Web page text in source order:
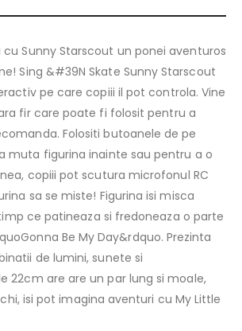
Sunny Starscout un ponei aventuros
Sing &#39N Skate Sunny Starscout
pe care copiii il pot controla. Vine
fir care poate fi folosit pentru a
Folositi butoanele de pe
muta figurina inainte sau pentru a o
copiii pot scutura microfonul RC
sa se miste! Figurina isi misca
ce patineaza si fredoneaza o parte
Be My Day&rdquo. Prezinta
de lumini, sunete si
22cm are are un par lung si moale,
isi pot imagina aventuri cu My Little